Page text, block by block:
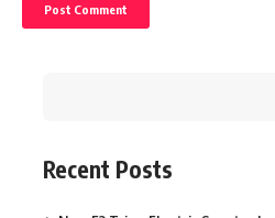
Recent Posts